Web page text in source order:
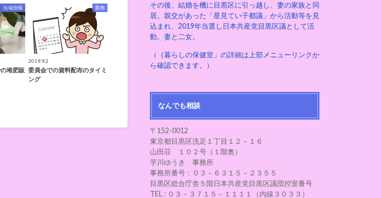
地域情報
堆肥販
業務
2019.9.2
委員会での資料配布のタイミ
ング
その後、結婚を機に目黒区に引っ越し、妻の家族と同
居。親交があった「星見てい子都議」から活動等を見
込まれ、2019年当選し日本共産党目黒区議として活
動。妻と二女。
（｛暮らしの保健室」の詳細は上部メニューリンクか
ら確認できます。）
なんでも相談
〒152-0012
東京都目黒区洗足１丁目１２－１６
山田荘 １０２号（１階奥）
芋川ゆうき 事務所
事務所番号：０３－６３１５－２３５５
目黒区総合庁舎５階日本共産党目黒区議団控室番号
TEL : ０３－３７１５－１１１１（内線３０３３）